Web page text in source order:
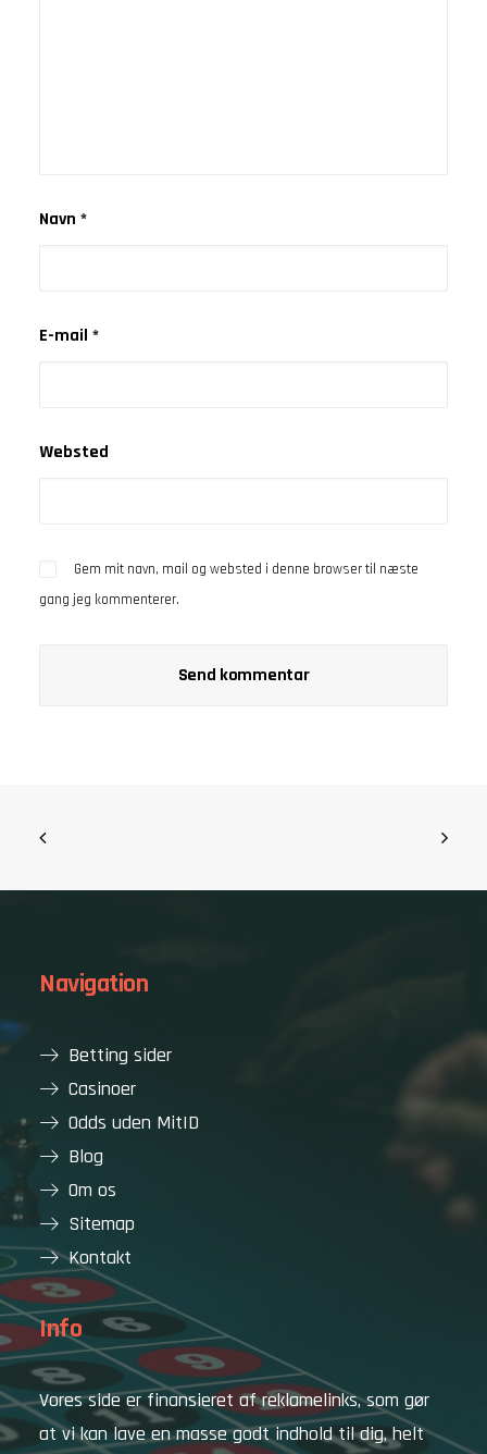
Navn *
E-mail *
Websted
Gem mit navn, mail og websted i denne browser til næste
gang jeg kommenterer.
Navigation
Betting sider
Casinoer
Odds uden MitID
Blog
Om os
Sitemap
Kontakt
Info
Vores side er finansieret af reklamelinks, som gør
at vi kan lave en masse godt indhold til dig, helt